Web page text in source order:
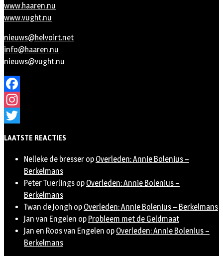
www.haaren.nu
www.vught.nu
nieuws@helvoirt.net
info@haaren.nu
nieuws@vught.nu
Facebook
Instagram
LAATSTE REACTIES
Nelleke de bresser op Overleden: Annie Bolenius –
Berkelmans
Peter Tuerlings op Overleden: Annie Bolenius –
Berkelmans
Twan de Jongh op Overleden: Annie Bolenius – Berkelmans
Jan van Engelen op Probleem met de Geldmaat
Jan en Roos van Engelen op Overleden: Annie Bolenius –
Berkelmans